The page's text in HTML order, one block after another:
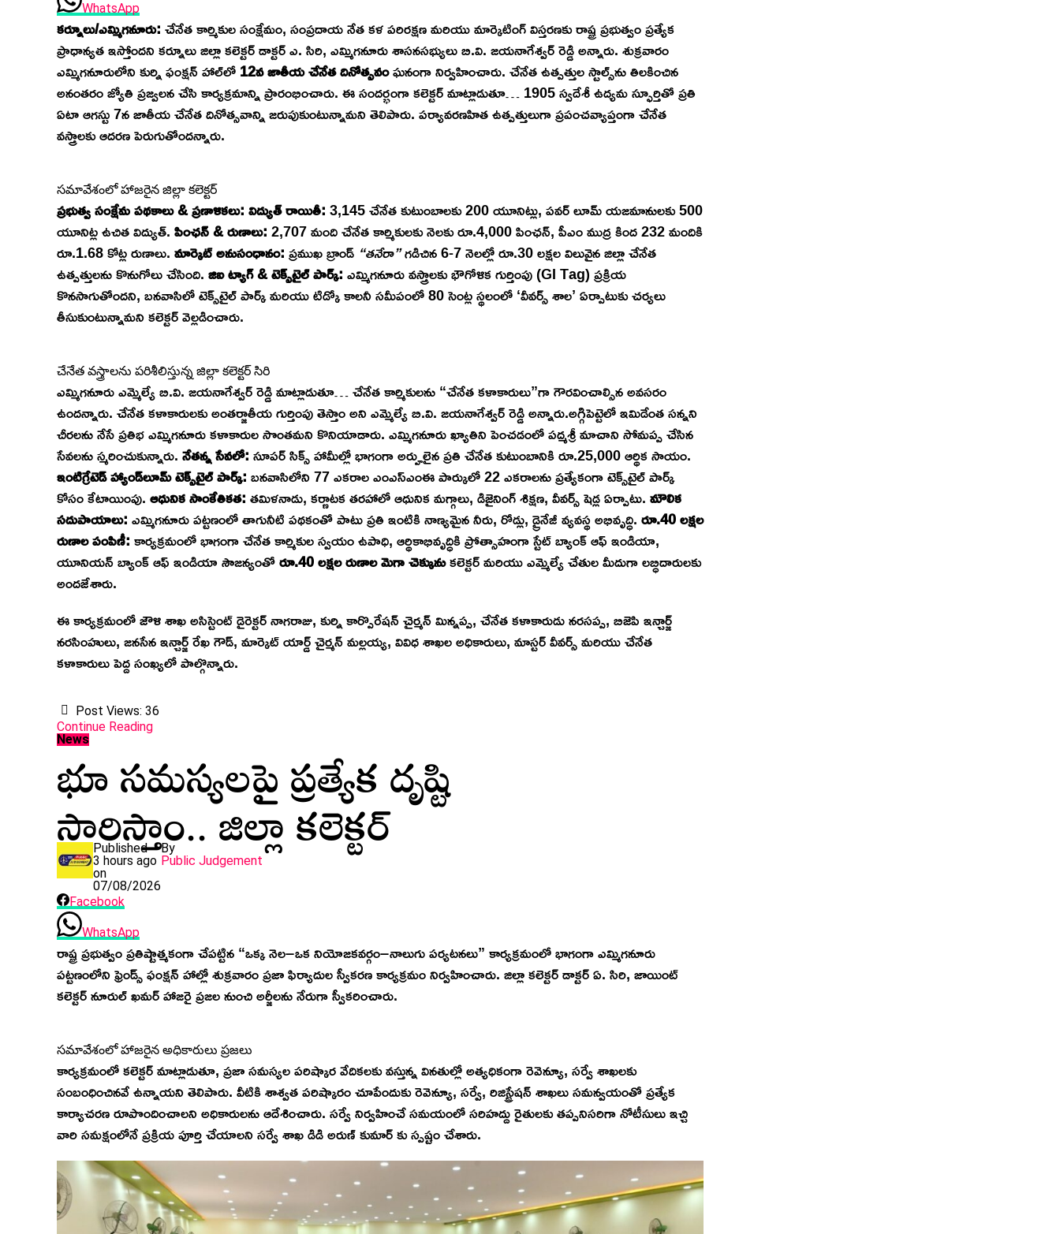
WhatsApp
కర్నూలు/ఎమ్మిగనూరు:చేనేత కార్మికుల సంక్షేమం, సంప్రదాయ నేత కళ పరిరక్షణ మరియు మార్కెటింగ్ విస్తరణకు రాష్ట్ర ప్రభుత్వం ప్రత్యేక
ప్రాధాన్యత ఇస్తోందని కర్నూలు జిల్లా కలెక్టర్ డాక్టర్ ఎ. సిరి, ఎమ్మిగనూరు శాసనసభ్యులు బి.వి. జయనాగేశ్వర్ రెడ్డి అన్నారు. శుక్రవారం
ఎమ్మిగనూరులోని కుర్ని ఫంక్షన్ హాల్‌లో12వ జాతీయ చేనేత దినోత్సవంఘనంగా నిర్వహించారు. చేనేత ఉత్పత్తుల స్టాల్స్‌ను తిలకించిన
అనంతరం జ్యోతి ప్రజ్వలన చేసి కార్యక్రమాన్ని ప్రారంభించారు. ఈ సందర్భంగా కలెక్టర్ మాట్లాడుతూ… 1905 స్వదేశీ ఉద్యమ స్ఫూర్తితో ప్రతి
ఏటా ఆగస్టు 7న జాతీయ చేనేత దినోత్సవాన్ని జరుపుకుంటున్నామని తెలిపారు. పర్యావరణహిత ఉత్పత్తులుగా ప్రపంచవ్యాప్తంగా చేనేత
వస్త్రాలకు ఆదరణ పెరుగుతోందన్నారు.
సమావేశంలో హాజరైన జిల్లా కలెక్టర్
ప్రభుత్వ సంక్షేమ పథకాలు & ప్రణాళికలు:విద్యుత్ రాయితీ:3,145 చేనేత కుటుంబాలకు 200 యూనిట్లు, పవర్ లూమ్ యజమానులకు 500
యూనిట్ల ఉచిత విద్యుత్. ​పింఛన్ & రుణాలు:2,707 మంది చేనేత కార్మికులకు నెలకు రూ.4,000 పింఛన్, పీఎం ముద్ర కింద 232 మందికి
రూ.1.68 కోట్ల రుణాలు. ​మార్కెట్ అనుసంధానం:ప్రముఖ బ్రాండ్ “తనేరా”గడిచిన 6-7 నెలల్లో రూ.30 లక్షల విలువైన జిల్లా చేనేత
ఉత్పత్తులను కొనుగోలు చేసింది. ​జిఐ ట్యాగ్ & టెక్స్‌టైల్ పార్క్:ఎమ్మిగనూరు వస్త్రాలకు భౌగోళిక గుర్తింపు (GI Tag) ప్రక్రియ
కొనసాగుతోందని, బనవాసిలో టెక్స్‌టైల్ పార్క్ మరియు టిడ్కో కాలనీ సమీపంలో 80 సెంట్ల స్థలంలో ‘వీవర్స్ శాల’ ఏర్పాటుకు చర్యలు
తీసుకుంటున్నామని కలెక్టర్ వెల్లడించారు.
చేనేత వస్త్రాలను పరిశీలిస్తున్న జిల్లా కలెక్టర్ సిరి
ఎమ్మిగనూరు ఎమ్మెల్యే బి.వి. జయనాగేశ్వర్ రెడ్డి మాట్లాడుతూ… చేనేత కార్మికులను “చేనేత కళాకారులు”గా గౌరవించాల్సిన అవసరం
ఉందన్నారు. ​చేనేత కళాకారులకు అంతర్జాతీయ గుర్తింపు తెస్తాం అని ఎమ్మెల్యే బి.వి. జయనాగేశ్వర్ రెడ్డి అన్నారు.అగ్గిపెట్టెలో ఇమిడేంత సన్నని
చీరలను నేసే ప్రతిభ ఎమ్మిగనూరు కళాకారుల సొంతమని కొనియాడారు. ఎమ్మిగనూరు ఖ్యాతిని పెంచడంలో పద్మశ్రీ మాచాని సోమప్ప చేసిన
సేవలను స్మరించుకున్నారు. ​నేతన్న సేవలో:సూపర్ సిక్స్ హామీల్లో భాగంగా అర్హులైన ప్రతి చేనేత కుటుంబానికి రూ.25,000 ఆర్థిక సాయం.
ఇంటిగ్రేటెడ్ హ్యాండ్‌లూమ్ టెక్స్‌టైల్ పార్క్:బనవాసిలోని 77 ఎకరాల ఎంఎస్‌ఎంఈ పార్కులో 22 ఎకరాలను ప్రత్యేకంగా టెక్స్‌టైల్ పార్క్
కోసం కేటాయింపు. ​ఆధునిక సాంకేతికత:తమిళనాడు, కర్ణాటక తరహాలో ఆధునిక మగ్గాలు, డిజైనింగ్ శిక్షణ, వీవర్స్ షెడ్ల ఏర్పాటు.మౌలిక
సదుపాయాలు:ఎమ్మిగనూరు పట్టణంలో తాగునీటి పథకంతో పాటు ప్రతి ఇంటికి నాణ్యమైన నీరు, రోడ్లు, డ్రైనేజీ వ్యవస్థ అభివృద్ధి. ​రూ.40 లక్షల
రుణాల పంపిణీ:కార్యక్రమంలో భాగంగా చేనేత కార్మికుల స్వయం ఉపాధి, ఆర్థికాభివృద్ధికి ప్రోత్సాహంగా స్టేట్ బ్యాంక్ ఆఫ్ ఇండియా,
యూనియన్ బ్యాంక్ ఆఫ్ ఇండియా సౌజన్యంతోరూ.40 లక్షల రుణాల మెగా చెక్కునుకలెక్టర్ మరియు ఎమ్మెల్యే చేతుల మీదుగా లబ్ధిదారులకు
అందజేశారు.
​ఈ కార్యక్రమంలో జౌళి శాఖ అసిస్టెంట్ డైరెక్టర్ నాగరాజు, కుర్ని కార్పొరేషన్ చైర్మన్ మిన్నప్ప, చేనేత కళాకారుడు నరసప్ప, బిజెపి ఇన్చార్జ్
నరసింహులు, జనసేన ఇన్చార్జ్ రేఖ గౌడ్, మార్కెట్ యార్డ్ చైర్మన్ మల్లయ్య, వివిధ శాఖల అధికారులు, మాస్టర్ వీవర్స్ మరియు చేనేత
కళాకారులు పెద్ద సంఖ్యలో పాల్గొన్నారు.
Post Views: 36
Continue Reading
News
భూ సమస్యలపై ప్రత్యేక దృష్టి
సారిస్తాం.. జిల్లా కలెక్టర్
Published
3 hours ago
on
07/08/2026
By
Public Judgement
Facebook
WhatsApp
రాష్ట్ర ప్రభుత్వం ప్రతిష్టాత్మకంగా చేపట్టిన “ఒక్క నెల–ఒక నియోజకవర్గం–నాలుగు పర్యటనలు” కార్యక్రమంలో భాగంగా ఎమ్మిగనూరు
పట్టణంలోని ఫ్రెండ్స్ ఫంక్షన్ హాల్లో శుక్రవారం ప్రజా ఫిర్యాదుల స్వీకరణ కార్యక్రమం నిర్వహించారు. జిల్లా కలెక్టర్ డాక్టర్ ఏ. సిరి, జాయింట్
కలెక్టర్ నూరుల్ ఖమర్ హాజరై ప్రజల నుంచి అర్జీలను నేరుగా స్వీకరించారు.
సమావేశంలో హాజరైన అధికారులు ప్రజలు
​కార్యక్రమంలో కలెక్టర్ మాట్లాడుతూ, ప్రజా సమస్యల పరిష్కార వేదికలకు వస్తున్న వినతుల్లో అత్యధికంగా రెవెన్యూ, సర్వే శాఖలకు
సంబంధించినవే ఉన్నాయని తెలిపారు. వీటికి శాశ్వత పరిష్కారం చూపేందుకు రెవెన్యూ, సర్వే, రిజిస్ట్రేషన్ శాఖలు సమన్వయంతో ప్రత్యేక
కార్యాచరణ రూపొందించాలని అధికారులను ఆదేశించారు. సర్వే నిర్వహించే సమయంలో సరిహద్దు రైతులకు తప్పనిసరిగా నోటీసులు ఇచ్చి
వారి సమక్షంలోనే ప్రక్రియ పూర్తి చేయాలని సర్వే శాఖ డిడి అరుణ్ కుమార్ కు స్పష్టం చేశారు.